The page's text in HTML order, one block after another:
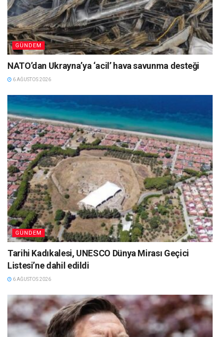
GÜNDEM
NATO’dan Ukrayna’ya ‘acil’ hava savunma desteği
6 AĞUSTOS 2026
GÜNDEM
Tarihi Kadıkalesi, UNESCO Dünya Mirası Geçici
Listesi’ne dahil edildi
6 AĞUSTOS 2026